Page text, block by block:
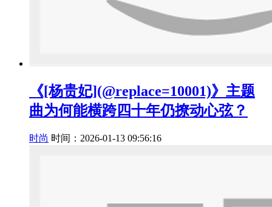
《[杨贵妃](@replace=10001)》主题
曲为何能横跨四十年仍撩动心弦？
时尚 时间：2026-01-13 09:56:16